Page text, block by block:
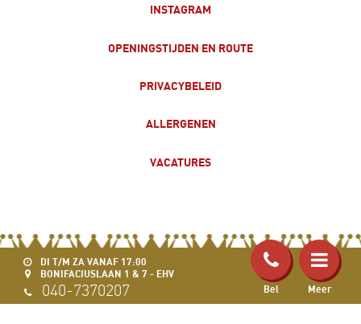
INSTAGRAM
OPENINGSTIJDEN EN ROUTE
PRIVACYBELEID
ALLERGENEN
VACATURES
DI T/M ZA VANAF 17:00
BONIFACIUSLAAN 1 & 7 - EHV
040-7370207 Bel Meer